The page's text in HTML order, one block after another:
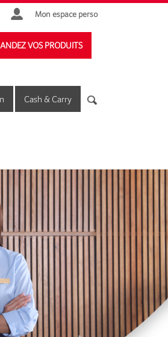
Mon espace perso
VOS PRODUITS
Cash & Carry